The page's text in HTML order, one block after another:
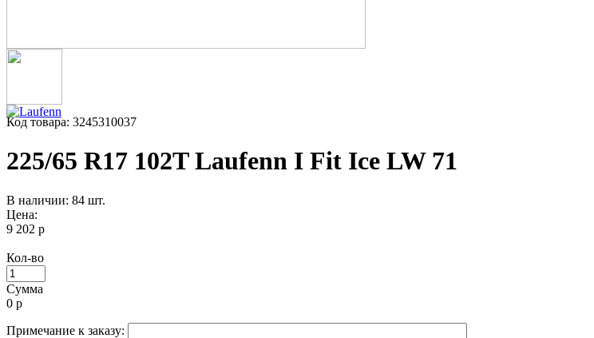
Код товара: 3245310037
225/65 R17 102T Laufenn I Fit Ice LW 71
В наличии: 84 шт.
Цена:
9 202 р
Кол-во
Сумма
0 р
Примечание к заказу: